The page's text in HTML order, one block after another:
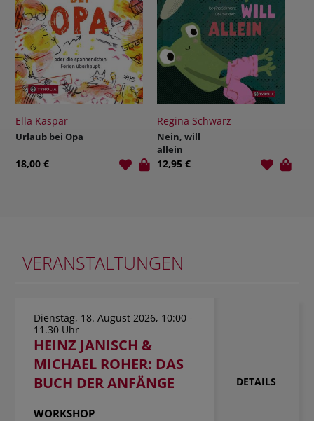
Regina Schwarz
12,95 €
Reinhold Stecher
12,00 €
VERANSTALTUNGEN
Dienstag, 18. August 2026, 10:00 -
11.30 Uhr
HEINZ JANISCH &
MICHAEL ROHER: DAS
BUCH DER ANFÄNGE
WORKSHOP
DETAILS